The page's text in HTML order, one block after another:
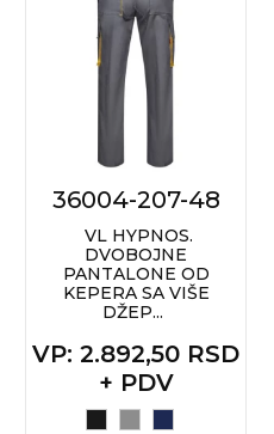
36004-207-48
VL HYPNOS.
DVOBOJNE
PANTALONE OD
KEPERA SA VIŠE
DŽEP...
VP: 2.892,50 RSD
+ PDV